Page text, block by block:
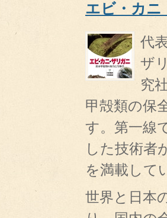
エビ・カ
代
ザ
究
甲殻類の保
す。第一線
した技術者
を満載して
世界と日本